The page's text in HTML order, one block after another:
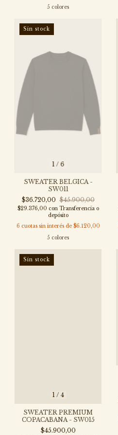
5 colores
1/ 6
Sin stock
SWEATER BELGICA -
SW011
$36.720,00 $45.900,00
$29.376,00 con Transferencia o
depósito
6 cuotas sin interés de $6.120,00
5 colores
1/ 4
Sin stock
SWEATER PREMIUM
COPACABANA - SW015
$45.900,00